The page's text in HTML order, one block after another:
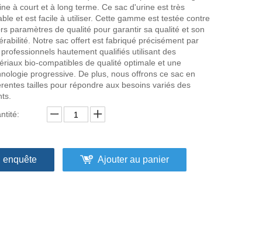
à court et à long terme. Ce sac d'urine est très
et est facile à utiliser. Cette gamme est testée contre
paramètres de qualité pour garantir sa qualité et son
Notre sac offert est fabriqué précisément par
professionnels hautement qualifiés utilisant des
bio-compatibles de qualité optimale et une
progressive. De plus, nous offrons ce sac en
tailles pour répondre aux besoins variés des
enquête Ajouter au panier